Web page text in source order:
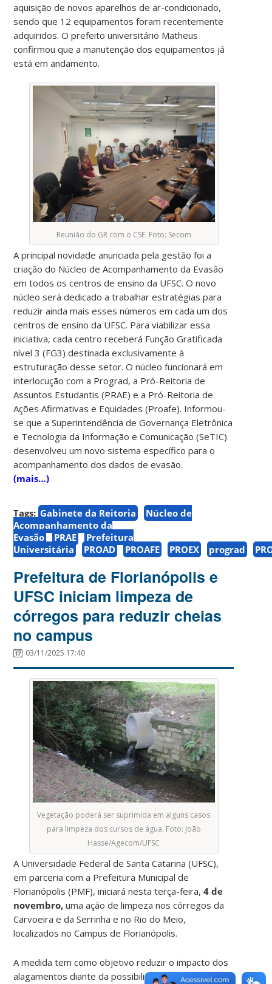
aquisição de novos aparelhos de ar-condicionado,
sendo que 12 equipamentos foram recentemente
adquiridos. O prefeito universitário Matheus
confirmou que a manutenção dos equipamentos já
está em andamento.
Reunião do GR com o CSE. Foto: Secom
A principal novidade anunciada pela gestão foi a
criação do Núcleo de Acompanhamento da Evasão
em todos os centros de ensino da UFSC. O novo
núcleo será dedicado a trabalhar estratégias para
reduzir ainda mais esses números em cada um dos
centros de ensino da UFSC. Para viabilizar essa
iniciativa, cada centro receberá Função Gratificada
nível 3 (FG3) destinada exclusivamente à
estruturação desse setor. O núcleo funcionará em
interlocução com a Prograd, a Pró-Reitoria de
Assuntos Estudantis (PRAE) e a Pró-Reitoria de
Ações Afirmativas e Equidades (Proafe). Informou-
se que a Superintendência de Governança Eletrônica
e Tecnologia da Informação e Comunicação (SeTIC)
desenvolveu um novo sistema específico para o
acompanhamento dos dados de evasão.
(mais…)
Tags: Gabinete da Reitoria
Núcleo de
Acompanhamento da
Evasão
PRAE
Prefeitura
Universitária
PROAD PROAFE PROEX prograd
Prefeitura de Florianópolis e
UFSC iniciam limpeza de
córregos para reduzir cheias
no campus
03/11/2025 17:40
Vegetação poderá ser suprimida em alguns casos
para limpeza dos cursos de água. Foto: João
Hasse/Agecom/UFSC
A Universidade Federal de Santa Catarina (UFSC),
em parceria com a Prefeitura Municipal de
Florianópolis (PMF), iniciará nesta terça-feira,4 de
novembro, uma ação de limpeza nos córregos da
Carvoeira e da Serrinha e no Rio do Meio,
localizados no Campus de Florianópolis.
A medida tem como objetivo reduzir o impacto dos
alagamentos diante da possibilidade de chuvas